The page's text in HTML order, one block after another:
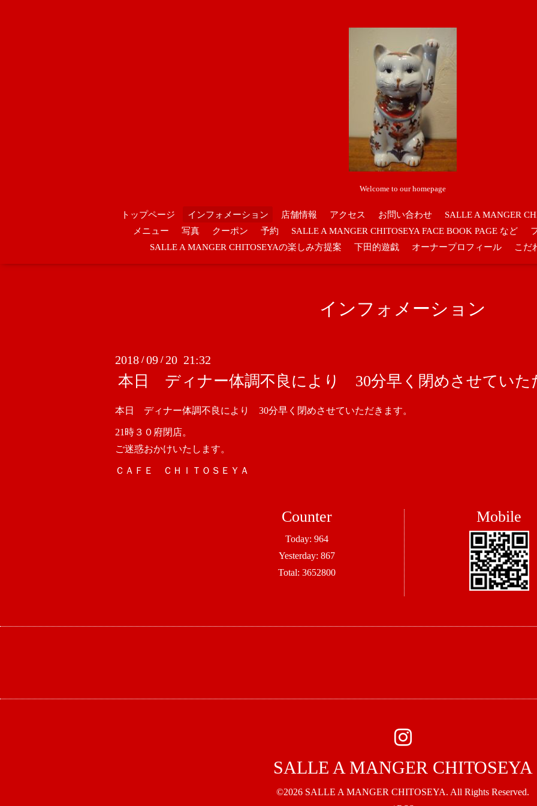
Welcome to our homepage
トップページ インフォメーション 店舗情報 アクセス お問い合わせ SALLE A MANGER
メニュー
写真 クーポン 予約 SALLE A MANGER CHITOSEYA FACE BOOK PAGE など
SALLE A MANGER CHITOSEYAの楽しみ方提案
下田的遊戯 オーナープロフィール こだ
インフォメーション
2018 /09 / 20 21:32
本日 ディナー体調不良により 30分早く閉めさせていた
本日 ディナー体調不良により 30分早く閉めさせていただきます。
21時３０府閉店。
ご迷惑おかけいたします。
ＣＡＦＥ ＣＨＩＴＯＳＥＹＡ
Counter
Today: 964
Yesterday: 867
Total: 3652800
Mobile
SALLE A MANGER CHITOSEYA
©2026 SALLE A MANGER CHITOSEYA. All Rights Reserved.